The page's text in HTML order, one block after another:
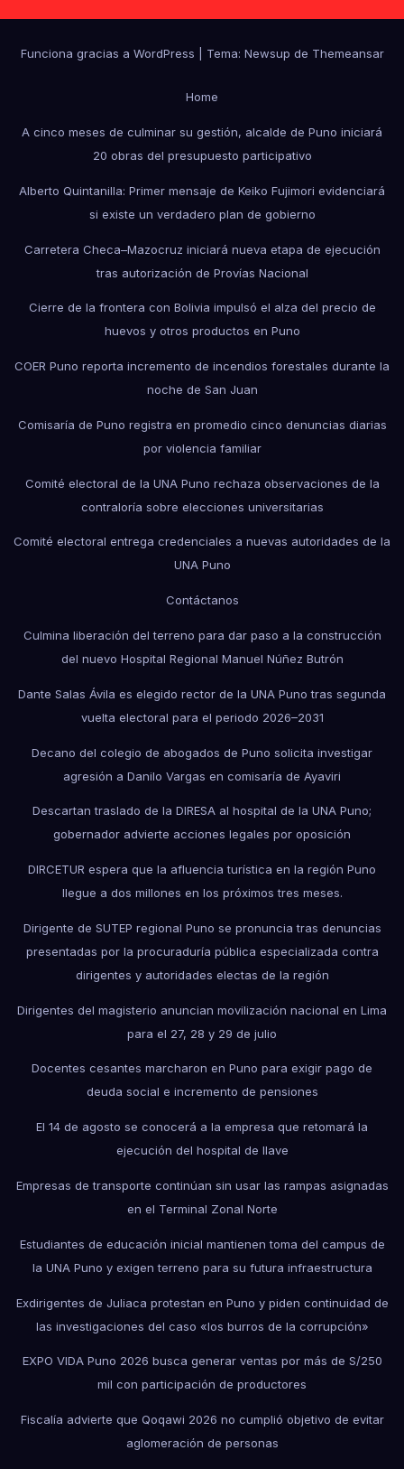
Funciona gracias a WordPress Tema: Newsup de Themeansar
Home
A cinco meses de culminar su gestión, alcalde de Puno iniciará
20 obras del presupuesto participativo
Alberto Quintanilla: Primer mensaje de Keiko Fujimori evidenciará
si existe un verdadero plan de gobierno
Carretera Checa–Mazocruz iniciará nueva etapa de ejecución
tras autorización de Provías Nacional
Cierre de la frontera con Bolivia impulsó el alza del precio de
huevos y otros productos en Puno
COER Puno reporta incremento de incendios forestales durante la
noche de San Juan
Comisaría de Puno registra en promedio cinco denuncias diarias
por violencia familiar
Comité electoral de la UNA Puno rechaza observaciones de la
contraloría sobre elecciones universitarias
Comité electoral entrega credenciales a nuevas autoridades de la
UNA Puno
Contáctanos
Culmina liberación del terreno para dar paso a la construcción
del nuevo Hospital Regional Manuel Núñez Butrón
Dante Salas Ávila es elegido rector de la UNA Puno tras segunda
vuelta electoral para el periodo 2026–2031
Decano del colegio de abogados de Puno solicita investigar
agresión a Danilo Vargas en comisaría de Ayaviri
Descartan traslado de la DIRESA al hospital de la UNA Puno;
gobernador advierte acciones legales por oposición
DIRCETUR espera que la afluencia turística en la región Puno
llegue a dos millones en los próximos tres meses.
Dirigente de SUTEP regional Puno se pronuncia tras denuncias
presentadas por la procuraduría pública especializada contra
dirigentes y autoridades electas de la región
Dirigentes del magisterio anuncian movilización nacional en Lima
para el 27, 28 y 29 de julio
Docentes cesantes marcharon en Puno para exigir pago de
deuda social e incremento de pensiones
El 14 de agosto se conocerá a la empresa que retomará la
ejecución del hospital de Ilave
Empresas de transporte continúan sin usar las rampas asignadas
en el Terminal Zonal Norte
Estudiantes de educación inicial mantienen toma del campus de
la UNA Puno y exigen terreno para su futura infraestructura
Exdirigentes de Juliaca protestan en Puno y piden continuidad de
las investigaciones del caso «los burros de la corrupción»
EXPO VIDA Puno 2026 busca generar ventas por más de S/250
mil con participación de productores
Fiscalía advierte que Qoqawi 2026 no cumplió objetivo de evitar
aglomeración de personas